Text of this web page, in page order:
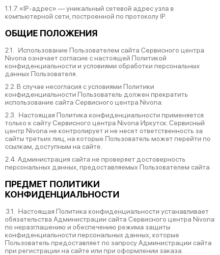
1.1.7. «IP-адрес» — уникальный сетевой адрес узла в
компьютерной сети, построенной по протоколу IP.
ОБЩИЕ ПОЛОЖЕНИЯ
2.1. Использование Пользователем сайта Сервисного центра
Nivona означает согласие с настоящей Политикой
конфиденциальности и условиями обработки персональных
данных Пользователя.
2.2. В случае несогласия с условиями Политики
конфиденциальности Пользователь должен прекратить
использование сайта Сервисного центра Nivona.
2.3. Настоящая Политика конфиденциальности применяется
только к сайту Сервисного центра Nivona Иркутск. Сервисный
центр Nivona не контролирует и не несет ответственность за
сайты третьих лиц, на которые Пользователь может перейти по
ссылкам, доступным на сайте.
2.4. Администрация сайта не проверяет достоверность
персональных данных, предоставляемых Пользователем сайта.
ПРЕДМЕТ ПОЛИТИКИ
КОНФИДЕНЦИАЛЬНОСТИ
3.1. Настоящая Политика конфиденциальности устанавливает
обязательства Администрации сайта Сервисного центра Nivona
по неразглашению и обеспечению режима защиты
конфиденциальности персональных данных, которые
Пользователь предоставляет по запросу Администрации сайта
при регистрации на сайте или при оформлении заказа.